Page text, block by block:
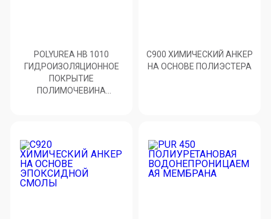
POLYUREA HB 1010
ГИДРОИЗОЛЯЦИОННОЕ
ПОКРЫТИЕ
ПОЛИМОЧЕВИНА
C900 ХИМИЧЕСКИЙ АНКЕР
НА ОСНОВЕ ПОЛИЭСТЕРА